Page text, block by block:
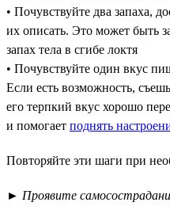
• Почувствуйте два запаха,
их описать. Это может быть
запах тела в сгибе локтя
• Почувствуйте один вкус
Если есть возможность,
его терпкий вкус хорошо
и помогает поднять
Повторяйте эти шаги при
► Проявите